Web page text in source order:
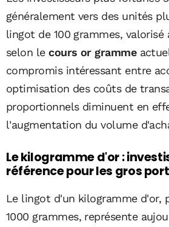
généralement vers des unités
lingot de 100 grammes, valorisé
selon lecours or gramme
compromis intéressant entre
optimisation des coûts de
proportionnels diminuent en
l'augmentation du volume
Le kilogramme d'or :
référence pour les gros
Le lingot d'un kilogramme d'or,
1000 grammes, représente